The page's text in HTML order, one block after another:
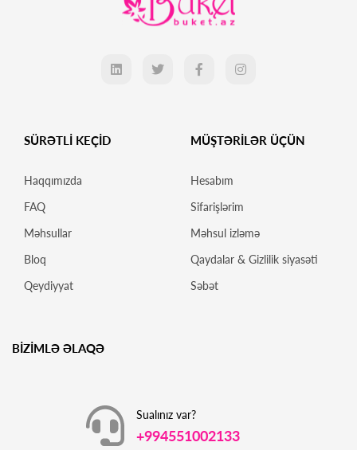
SÜRƏTLİ KEÇİD
Haqqımızda
FAQ
Məhsullar
Bloq
Qeydiyyat
MÜŞTƏRİLƏR ÜÇÜN
Hesabım
Sifarişlərim
Məhsul izləmə
Qaydalar & Gizlilik siyasəti
Səbət
BİZİMLƏ ƏLAQƏ
Sualınız var?
+994551002133